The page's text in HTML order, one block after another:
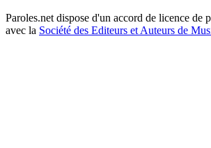
Paroles.net dispose d'un accord de licence de
avec la Société des Editeurs et Auteurs de